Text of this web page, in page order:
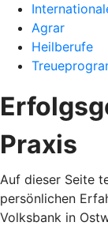
Agrar
Heilberufe
Praxis
Auf dieser Seite
persönlichen
Volksbank in